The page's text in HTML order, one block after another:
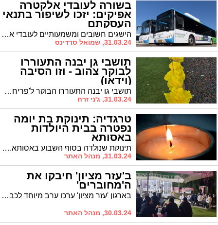
בשורה לעובדי אלקטרה
אפיקים: יזכו לשיפור בתנאי
העסקתם
הישגים חשובים ומשמעותיים לעובדי אלקטרה אפיקים: החברה תתחייב ל-182 שעות חודשיות לנהגי החברה. הישגים חשובים אלה יתווספו להסכמות שהושגו בהסכם האחרון וביניהם התחייבות החברה לתשלום מענק של עד 11% בנוסף לשכר הבסיס: "הנהגים תמיד לנגד עינינו"
31.03.24, שמואל סרדינס
תושבי גן יבנה התעוררו
לבוקר צהוב - וזו הסיבה
(וידאו)
תושבי גן יבנה התעוררו הבוקר ל'פריחה צהובה' כשאחת הכיכרות המרכזיות בישוב נצבעה במהלך הלילה בצהוב. מדובר בחלק ממיזם ארצי הקורא להעלות המודעות להשבת החטופים
31.03.24, ג'ני זרח
טרגדיה: תינוקת בת יומה
נפטרה בבית היולדות
באסותא
תינוקת שנולדה בסוף השבוע באסותא, בת למשפחה מחסידות גור בעיר, נפטרה בפתאומיות. נסיבות פטירתה עדיין בבדיקה. בניגוד לשמועות ברשת, התינוקת לא נדבקה בחיידק בבית החולים אסותא
31.03.24, מנהל האתר
ב'עזר מציון' חיבקו את
ה'מחוברים'
בארגון 'עזר מציון' ערכו ערב מיוחד לכבודם של מתנדבי 'מחוברים לחיים'
30.03.24, מנהל האתר